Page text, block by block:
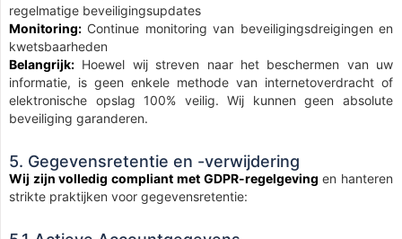
regelmatige beveiligingsupdates
Monitoring: Continue monitoring van beveiligingsdreigingen en
kwetsbaarheden
Belangrijk: Hoewel wij streven naar het beschermen van uw
informatie, is geen enkele methode van internetoverdracht of
elektronische opslag 100% veilig. Wij kunnen geen absolute
beveiliging garanderen.
5. Gegevensretentie en -verwijdering
Wij zijn volledig compliant met GDPR-regelgeving en hanteren
strikte praktijken voor gegevensretentie: